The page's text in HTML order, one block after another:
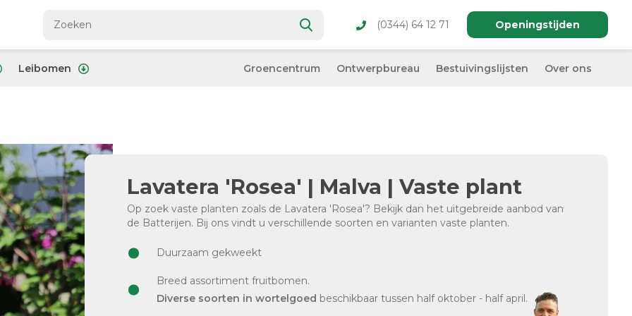
(0344) 64 12 71 Openingstijden
Leibomen Groencentrum Ontwerpbureau Bestuivingslijsten Over ons
Lavatera 'Rosea' | Malva | Vaste plant
Op zoek vaste planten zoals de Lavatera 'Rosea'? Bekijk dan het uitgebreide aanbod van
de Batterijen. Bij ons vindt u verschillende soorten en varianten vaste planten.
Duurzaam gekweekt
Breed assortiment fruitbomen.
Diverse soorten in wortelgoed beschikbaar tussen half oktober - half april.